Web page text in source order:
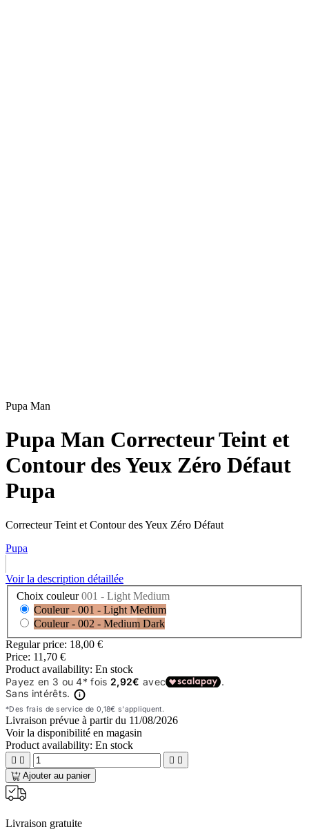
Pupa Man
Pupa Man Correcteur Teint et
Contour des Yeux Zéro Défaut
Pupa
Correcteur Teint et Contour des Yeux Zéro Défaut
Pupa
Voir la description détaillée
Choix couleur001 - Light Medium
Couleur - 001 - Light Medium
Couleur - 002 - Medium Dark
Regular price: 18,00 €
Price: 11,70 €
Product availability: En stock
Livraison prévue à partir du 11/08/2026
Voir la disponibilité en magasin
Product availability: En stock
   
Ajouter au panier
Livraison gratuite